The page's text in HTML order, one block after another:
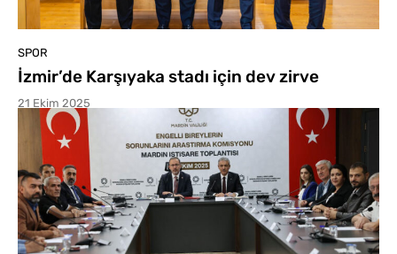
SPOR
İzmir’de Karşıyaka stadı için dev zirve
21 Ekim 2025